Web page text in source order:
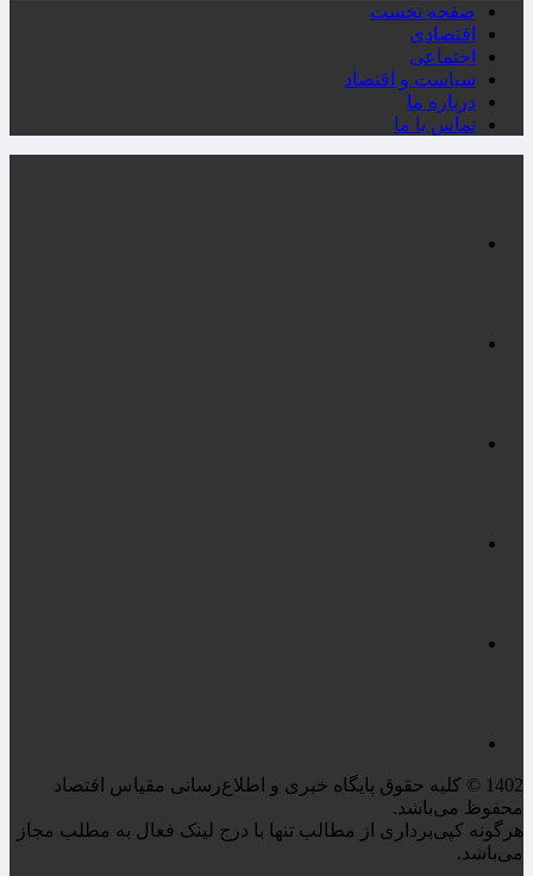
صفحه نخست
اقتصادی
اجتماعی
سیاست و اقتصاد
درباره ما
تماس با ما
1402 © کلیه حقوق پایگاه خبری و اطلاع‌رسانی مقیاس اقتصاد
محفوظ می‌باشد.
هرگونه کپی‌برداری از مطالب تنها با درج لینک فعال به مطلب مجاز
می‌باشد.